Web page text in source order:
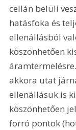
cellán belüli
hatásfoka és
ellenállásból
köszönhetően
akkora utat
ellenállásuk is
köszönhetően
forró pontok